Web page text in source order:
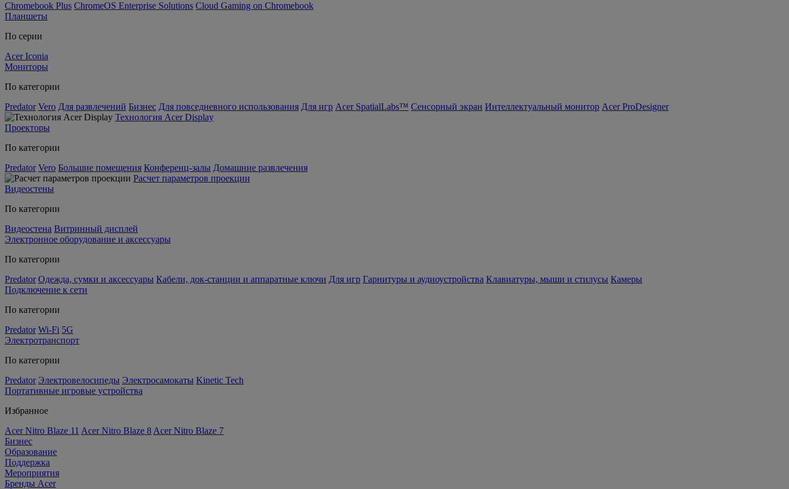
Chromebook Plus ChromeOS Enterprise Solutions Cloud Gaming on Chromebook
Планшеты
По серии
Acer Iconia
Мониторы
По категории
Predator Vero Для развлечений Бизнес Для повседневного использования Для игр Acer SpatialLabs™ Сенсорный экран Интеллектуальный монитор Acer ProDesigner
Технология Acer Display
Проекторы
По категории
Predator Vero Большие помещения Конференц-залы Домашние развлечения
Расчет параметров проекции
Видеостены
По категории
Видеостена Витринный дисплей
Электронное оборудование и аксессуары
По категории
Predator Одежда, сумки и аксессуары Кабели, док-станции и аппаратные ключи Для игр Гарнитуры и аудиоустройства Клавиатуры, мыши и стилусы Камеры
Подключение к сети
По категории
Predator Wi-Fi 5G
Электротранспорт
По категории
Predator Электровелосипеды Электросамокаты Kinetic Tech
Портативные игровые устройства
Избранное
Acer Nitro Blaze 11 Acer Nitro Blaze 8 Acer Nitro Blaze 7
Бизнес
Образование
Поддержка
Мероприятия
Бренды Acer